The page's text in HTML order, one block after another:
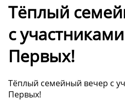
Тёплый
с
Первых!
Тёплый семейный вечер с
Первых!